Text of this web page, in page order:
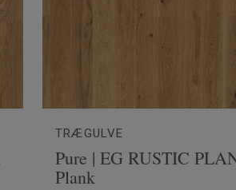
TRÆGULVE
Pure | EG RUSTIC
Plank